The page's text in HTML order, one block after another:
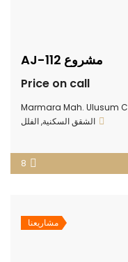
مشروع AJ-112
Price on call
Marmara Mah. Ulusum
الشقق السكنية,الفلل
8
مشاريعنا